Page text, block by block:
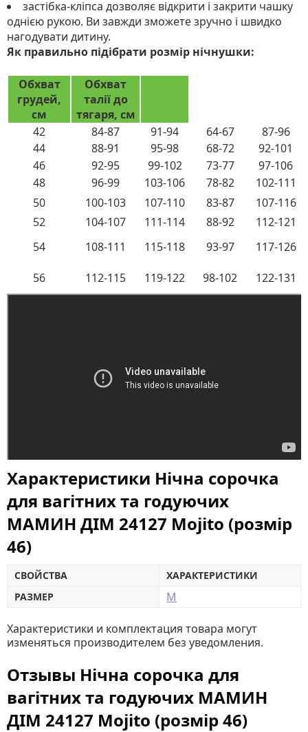
застібка-кліпса дозволяє відкрити і закрити чашку
однією рукою. Ви завжди зможете зручно і швидко
нагодувати дитину.
Як правильно підібрати розмір нічнушки:
Обхват
грудей,
см
Обхват
талії до
тягаря, см
42
84-87 91-94 64-67
87-96
44
88-91 95-98 68-72
92-101
46
92-95 99-102 73-77
97-106
48
96-99 103-106 78-82
102-111
50
100-103 107-110 83-87
107-116
52
104-107 111-114 88-92
112-121
54
108-111 115-118 93-97 117-126
56 112-115 119-122 98-102 122-131
Характеристики Нічна сорочка
для вагітних та годуючих
МАМИН ДІМ 24127 Mojito (розмір
46)
СВОЙСТВА
ХАРАКТЕРИСТИКИ
РАЗМЕР
M
Характеристики и комплектация товара могут
изменяться производителем без уведомления.
Отзывы Нічна сорочка для
вагітних та годуючих МАМИН
ДІМ 24127 Mojito (розмір 46)